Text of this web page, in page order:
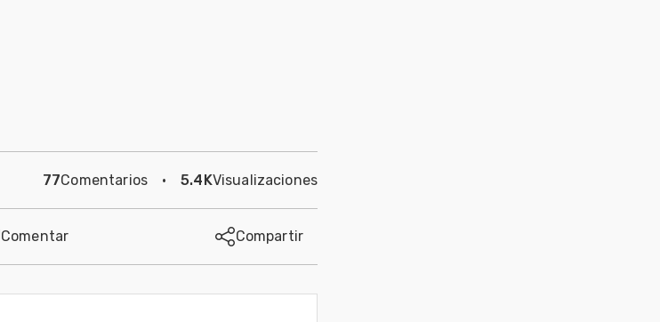
77Comentarios · 5.4KVisualizaciones
Comentar Compartir